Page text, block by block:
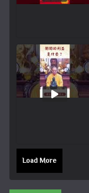
Load More